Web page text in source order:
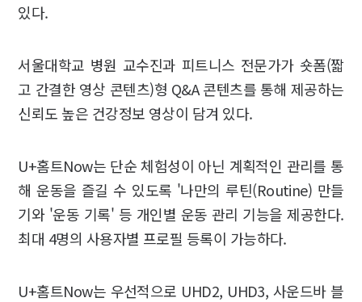
있다.
서울대학교 병원 교수진과 피트니스 전문가가 숏폼(짧
고 간결한 영상 콘텐츠)형 Q&A 콘텐츠를 통해 제공하는
신뢰도 높은 건강정보 영상이 담겨 있다.
U+홈트Now는 단순 체험성이 아닌 계획적인 관리를 통
해 운동을 즐길 수 있도록 '나만의 루틴(Routine) 만들
기와 '운동 기록' 등 개인별 운동 관리 기능을 제공한다.
최대 4명의 사용자별 프로필 등록이 가능하다.
U+홈트Now는 우선적으로 UHD2, UHD3, 사운드바 블